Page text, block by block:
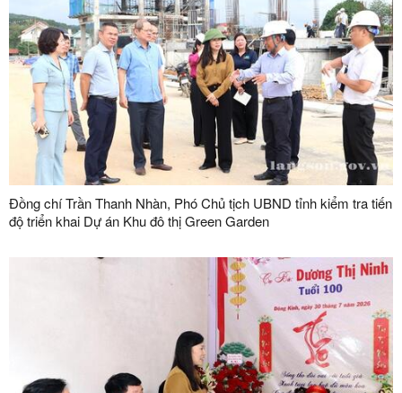
Đồng chí Trần Thanh Nhàn, Phó Chủ tịch UBND tỉnh kiểm tra tiến
độ triển khai Dự án Khu đô thị Green Garden